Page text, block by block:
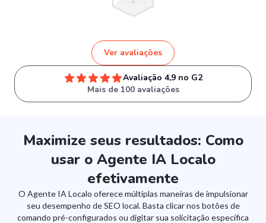
Ver avaliações
Avaliação 4,9 no G2
Mais de 100 avaliações
Maximize seus resultados: Como
usar o Agente IA Localo
efetivamente
O Agente IA Localo oferece múltiplas maneiras de impulsionar
seu desempenho de SEO local. Basta clicar nos botões de
comando pré-configurados ou digitar sua solicitação específica